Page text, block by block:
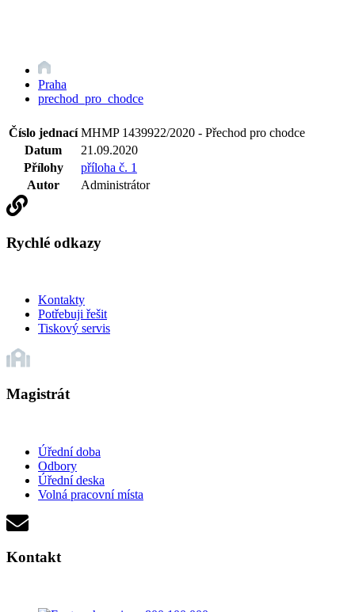
Praha
prechod_pro_chodce
Číslo jednací MHMP 1439922/2020 - Přechod pro chodce
Datum
21.09.2020
Přílohy
příloha č. 1
Autor
Administrátor
Rychlé odkazy
Kontakty
Potřebuji řešit
Tiskový servis
Magistrát
Úřední doba
Odbory
Úřední deska
Volná pracovní místa
Kontakt